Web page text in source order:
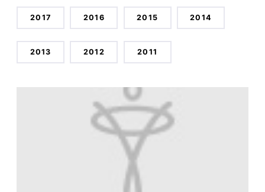
2017 2016 2015 2014
2013 2012 2011